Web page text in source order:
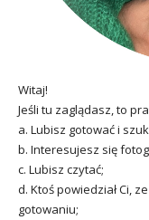
Witaj!
Jeśli tu zaglądasz, to
a. Lubisz gotować i
b. Interesujesz się
c. Lubisz czytać;
d. Ktoś powiedział Ci,
gotowaniu;